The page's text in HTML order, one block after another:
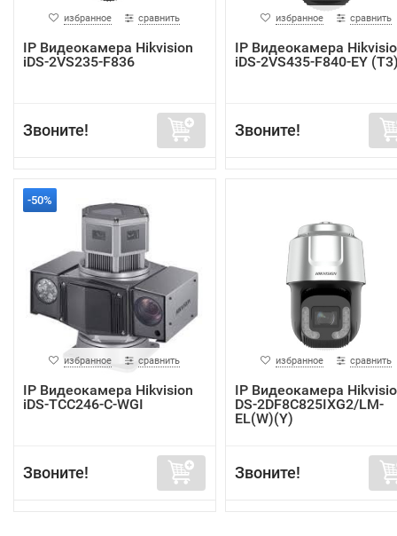
избранное сравнить
IP Видеокамера Hikvision
iDS-2VS235-F836
Звоните!
избранное сравнить
IP Видеокамера
iDS-2VS435-F840-EY
Звоните!
-50%
избранное сравнить
IP Видеокамера Hikvision
iDS-TCC246-C-WGI
Звоните!
избранное сравнить
IP Видеокамера
DS-2DF8C825IXG2/LM-
EL(W)(Y)
Звоните!